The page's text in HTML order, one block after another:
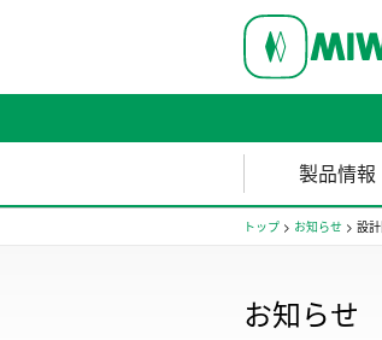
製品情報
トップ > お知らせ > 設
お知らせ